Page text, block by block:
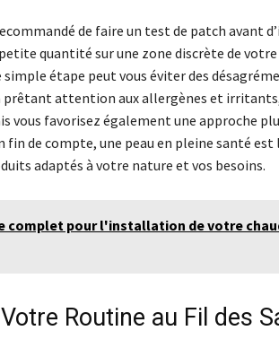
de faire un test de patch avant
quantité sur une zone discrète de
étape peut vous éviter des
prêtant attention aux allergènes et
vous favorisez également une approche
fin de compte, une peau en pleine santé
adaptés à votre nature et vos besoins.
complet pour l'installation de votre
Routine au Fil des